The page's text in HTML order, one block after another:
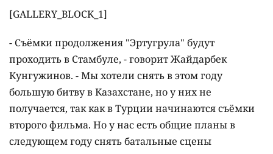
[GALLERY_BLOCK_1]
- Съёмки продолжения "Эртугрула" будут
проходить в Стамбуле, - говорит Жайдарбек
Кунгужинов. - Мы хотели снять в этом году
большую битву в Казахстане, но у них не
получается, так как в Турции начинаются съёмки
второго фильма. Но у нас есть общие планы в
следующем году снять батальные сцены